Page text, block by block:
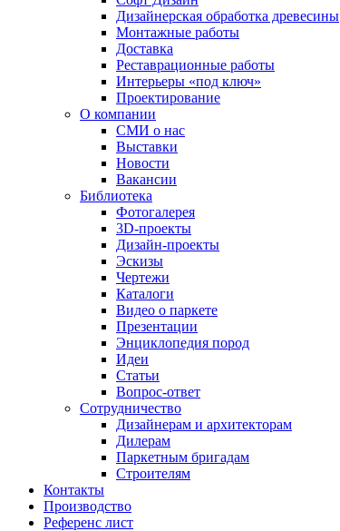
Дизайнерская обработка древесины
Монтажные работы
Доставка
Реставрационные работы
Интерьеры «под ключ»
Проектирование
О компании
СМИ о нас
Выставки
Новости
Вакансии
Библиотека
Фотогалерея
3D-проекты
Дизайн-проекты
Эскизы
Чертежи
Каталоги
Видео о паркете
Презентации
Энциклопедия пород
Идеи
Статьи
Вопрос-ответ
Сотрудничество
Дизайнерам и архитекторам
Дилерам
Паркетным бригадам
Строителям
Контакты
Производство
Референс лист